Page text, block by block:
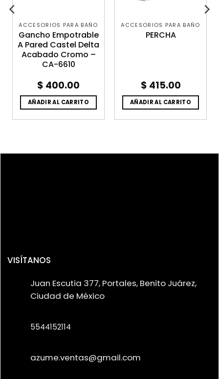
ACCESORIOS PARA BAÑO
Gancho Empotrable
A Pared Castel Delta
Acabado Cromo –
CA-6610
$ 400.00
AÑADIR AL CARRITO
ACCESORIOS PARA BAÑO
PERCHA
$ 415.00
AÑADIR AL CARRITO
VISÍTANOS
Juan Escutia 377, Portales, Benito Juárez,
Ciudad de México
5544152114
azume.ventas@gmail.com